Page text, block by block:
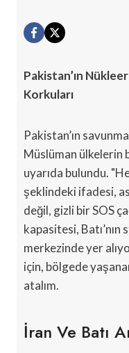
Pakistan’ın
Korkuları
Pakistan’ın
Müslüman ülkelerin
uyarıda bulundu.
şeklindeki ifadesi,
değil, gizli bir SOS
kapasitesi,
merkezinde yer
için, bölgede
atalım.
İran Ve Batı